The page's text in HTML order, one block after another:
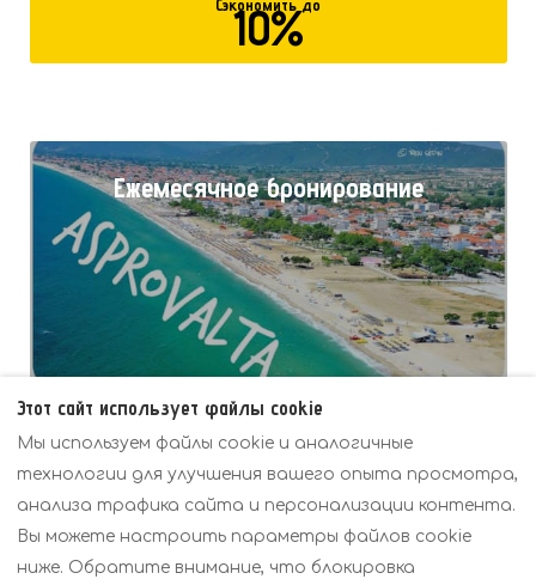
Сэкономить до
10%
Ежемесячное бронирование
Сэкономить до
15%
Этот сайт использует файлы cookie
Мы используем файлы cookie и аналогичные
технологии для улучшения вашего опыта просмотра,
анализа трафика сайта и персонализации контента.
Вы можете настроить параметры файлов cookie
ниже. Обратите внимание, что блокировка